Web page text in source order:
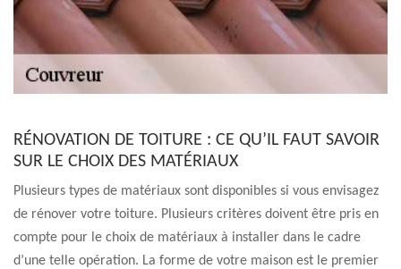
RÉNOVATION DE TOITURE : CE QU’IL FAUT SAVOIR
SUR LE CHOIX DES MATÉRIAUX
Plusieurs types de matériaux sont disponibles si vous envisagez
de rénover votre toiture. Plusieurs critères doivent être pris en
compte pour le choix de matériaux à installer dans le cadre
d’une telle opération. La forme de votre maison est le premier